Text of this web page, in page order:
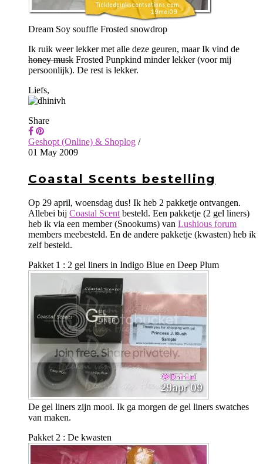
Dream Soy souffle Frosted snowdrop
Ik ruik weer lekker met alle deze geuren, maar Ik vind de
honey musk Frosted Punpkind minder lekker (voor mij
persoonlijk). De rest is lekker.
Liefs,
Share
Geshopt (Online) & Shoplog /
01 May 2009
Coastal Scents bestelling
Op 29 april, woensdag dus! Ik heb 2 pakketje ontvangen.
Allebei bij Coastal Scentbesteld. Een pakketje (2 gel liners)
heb ik via een member (Snookums) van Lushious forum
members meebesteld. En de andere pakketje (kwasten) heb ik
zelf besteld.
Pakket 1 : 2 gel liners in Indigo Blue en Deep Plum
De gel liners zijn mooi. Ik ga morgen de gel liners swatches
van maken.
Pakket 2 : De kwasten